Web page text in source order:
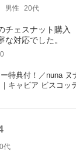
男性 20代
チェスナット購入
特典付！／nuna ヌ
キャビア ビスコッ
代